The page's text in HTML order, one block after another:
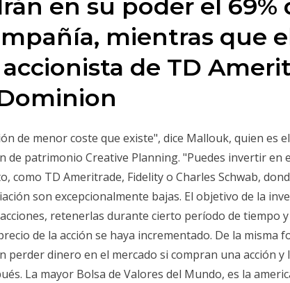
en su poder el 69%
mientras que
de TD
de menor coste que existe", dice Mallouk, quien es
de patrimonio Creative Planning. "Puedes invertir en
como TD Ameritrade, Fidelity o Charles Schwab,
son excepcionalmente bajas. El objetivo de la
retenerlas durante cierto período de tiempo
de la acción se haya incrementado. De la misma
perder dinero en el mercado si compran una acción y
La mayor Bolsa de Valores del Mundo, es la